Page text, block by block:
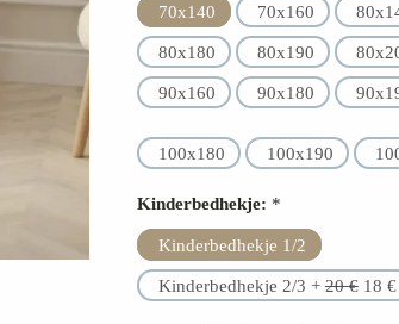
70x140 70x160
80x180 80x190
90x160 90x180
100x180 100x190
Kinderbedhekje: *
Kinderbedhekje 1/2
Kinderbedhekje 2/3 +20€ 18 €